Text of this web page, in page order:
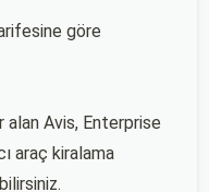
göre
alan Avis, Enterprise
araç kiralama